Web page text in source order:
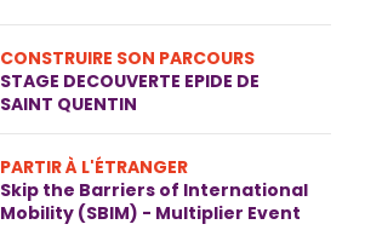
CONSTRUIRE SON PARCOURS
STAGE DECOUVERTE EPIDE DE
SAINT QUENTIN
PARTIR À L'ÉTRANGER
Skip the Barriers of International
Mobility (SBIM) - Multiplier Event